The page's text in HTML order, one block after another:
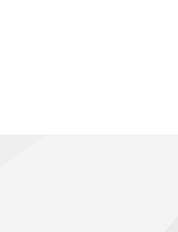
Nenhum